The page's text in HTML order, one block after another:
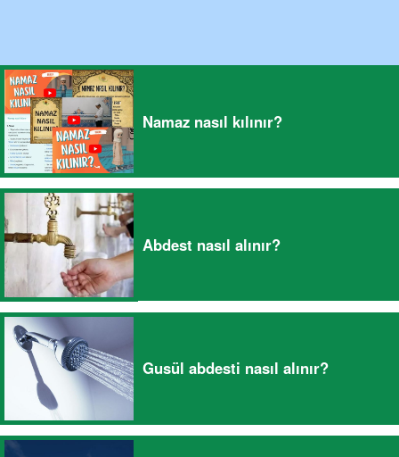
Namaz nasıl kılınır?
Abdest nasıl alınır?
Gusül abdesti nasıl alınır?